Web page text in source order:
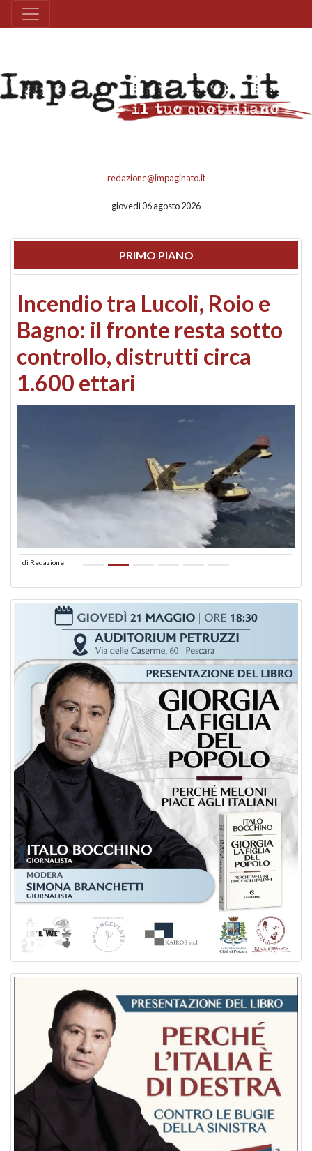
redazione@impaginato.it
giovedì 06 agosto 2026
PRIMO PIANO
Incendio tra Lucoli, Roio e
Bagno: il fronte resta sotto
controllo, distrutti circa
1.600 ettari
di Redazione